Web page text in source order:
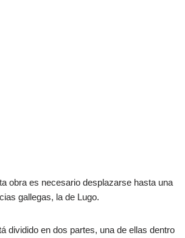
obra es necesario desplazarse hasta una
gallegas, la de Lugo.
dividido en dos partes, una de ellas dentro